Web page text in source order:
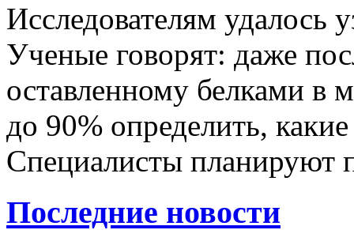
Исследователям удалось
Ученые говорят: даже
оставленному белками в
до 90% определить,
Специалисты планируют
Последние новости